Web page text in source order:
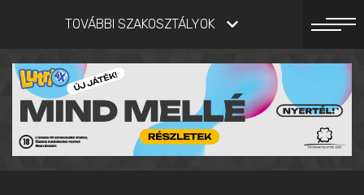
TOVÁBBI SZAKOSZTÁLYOK